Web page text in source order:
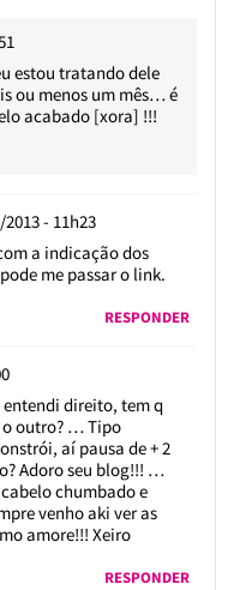
estou tratando dele
ou menos um mês… é
acabado [xora] !!!
2013 - 11h23
a indicação dos
me passar o link.
RESPONDER
entendi direito, tem q
o outro? … Tipo
aí pausa de + 2
Adoro seu blog!!! …
chumbado e
venho aki ver as
amore!!! Xeiro
RESPONDER